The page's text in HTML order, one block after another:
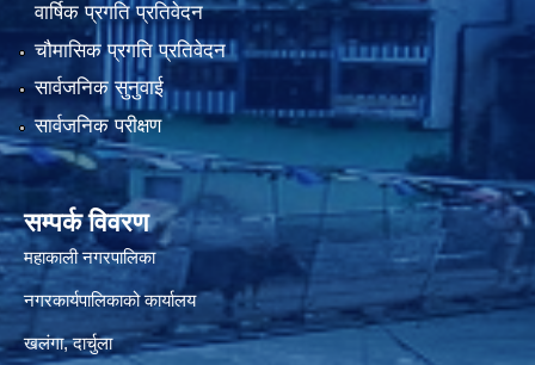
वार्षिक प्रगति प्रतिवेदन
चौमासिक प्रगति प्रतिवेदन
सार्वजनिक सुनुवाई
सार्वजनिक परीक्षण
सम्पर्क विवरण
महाकाली नगरपालिका
नगरकार्यपालिकाको कार्यालय
खलंगा, दार्चुला